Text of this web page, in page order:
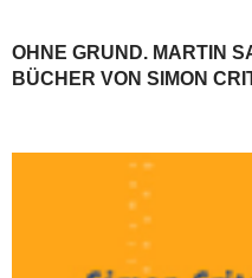
OHNE GRUND. MARTIN
BÜCHER VON SIMON